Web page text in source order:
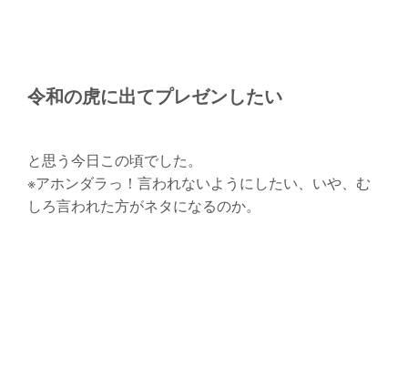
令和の虎に出てプレゼンしたい
と思う今日この頃でした。
※アホンダラっ！言われないようにしたい、いや、む
しろ言われた方がネタになるのか。